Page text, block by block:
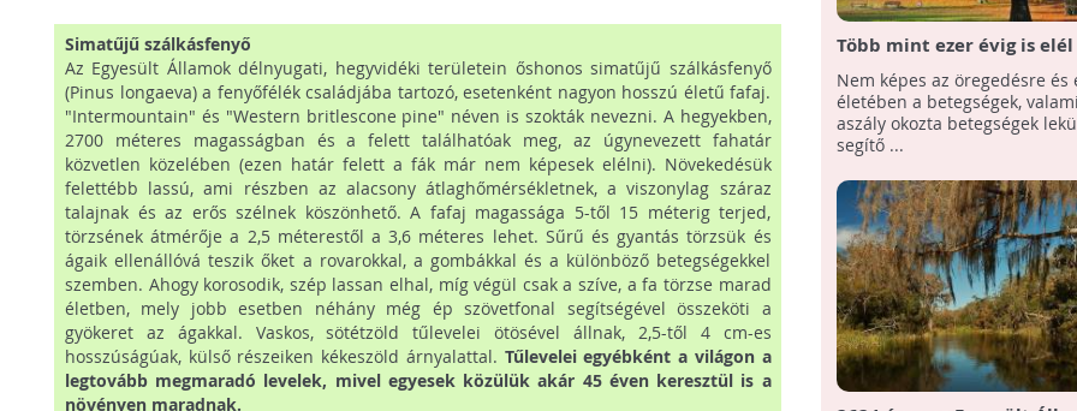
Simatűjű szálkásfenyő
Az Egyesült Államok délnyugati, hegyvidéki területein őshonos simatűjű szálkásfenyő
(Pinus longaeva) a fenyőfélék családjába tartozó, esetenként nagyon hosszú életű fafaj.
"Intermountain" és "Western britlescone pine" néven is szokták nevezni. A hegyekben,
2700 méteres magasságban és a felett találhatóak meg, az úgynevezett fahatár
közvetlen közelében (ezen határ felett a fák már nem képesek elélni). Növekedésük
felettébb lassú, ami részben az alacsony átlaghőmérsékletnek, a viszonylag száraz
talajnak és az erős szélnek köszönhető. A fafaj magassága 5-től 15 méterig terjed,
törzsének átmérője a 2,5 méterestől a 3,6 méteres lehet. Sűrű és gyantás törzsük és
ágaik ellenállóvá teszik őket a rovarokkal, a gombákkal és a különböző betegségekkel
szemben. Ahogy korosodik, szép lassan elhal, míg végül csak a szíve, a fa törzse marad
életben, mely jobb esetben néhány még ép szövetfonal segítségével összeköti a
gyökeret az ágakkal. Vaskos, sötétzöld tűlevelei ötösével állnak, 2,5-től 4 cm-es
hosszúságúak, külső részeiken kékeszöld árnyalattal. Tűlevelei egyébként a világon a
legtovább megmaradó levelek, mivel egyesek közülük akár 45 éven keresztül is a
növényen maradnak.
Több mint ezer évig is elél
Kínában őshonos
Nem képes az öregedésre és
életében a betegségek,
aszály okozta betegségek
segítő ...